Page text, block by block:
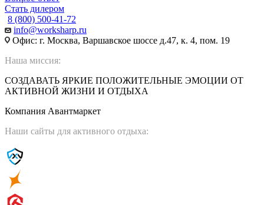
Стать дилером
8 (800) 500-41-72
info@worksharp.ru
Офис: г. Москва, Варшавское шоссе д.47, к. 4, пом. 19
Наша миссия:
СОЗДАВАТЬ ЯРКИЕ ПОЛОЖИТЕЛЬНЫЕ ЭМОЦИИ ОТ
АКТИВНОЙ ЖИЗНИ И ОТДЫХА
Компания Авантмаркет
Наши сайты для активного отдыха: